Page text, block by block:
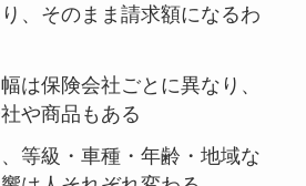
り、そのまま請求額になるわ
は保険会社ごとに異なり、
や商品もある
等級・車種・年齢・地域な